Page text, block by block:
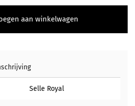
aan winkelwagen
Selle Royal